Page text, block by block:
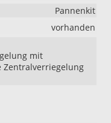
Pannenkit
vorhanden
mit
Zentralverriegelung